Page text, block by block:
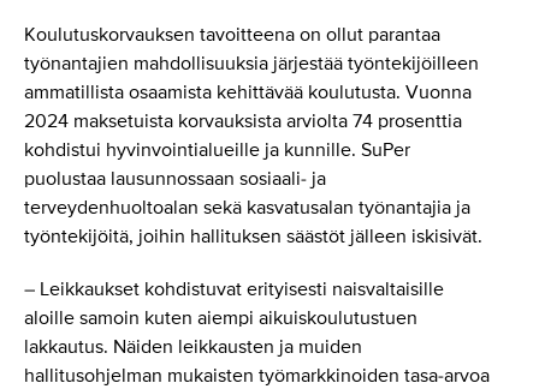
Koulutuskorvauksen tavoitteena on ollut parantaa
työnantajien mahdollisuuksia järjestää työntekijöilleen
ammatillista osaamista kehittävää koulutusta. Vuonna
2024 maksetuista korvauksista arviolta 74 prosenttia
kohdistui hyvinvointialueille ja kunnille. SuPer
puolustaa lausunnossaan sosiaali- ja
terveydenhuoltoalan sekä kasvatusalan työnantajia ja
työntekijöitä, joihin hallituksen säästöt jälleen iskisivät.
– Leikkaukset kohdistuvat erityisesti naisvaltaisille
aloille samoin kuten aiempi aikuiskoulutustuen
lakkautus. Näiden leikkausten ja muiden
hallitusohjelman mukaisten työmarkkinoiden tasa-arvoa